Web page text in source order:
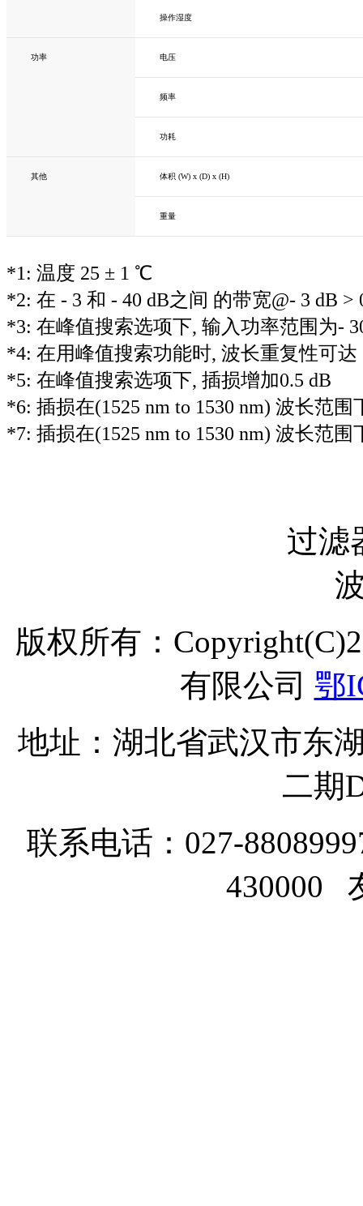
操作湿度
功率 电压
频率
功耗
其他 体积 (W) x (D) x (H)
重量
*1: 温度 25 ± 1 ℃
*2: 在 - 3 和 - 40 dB之间 的带宽@- 3 dB >
*3: 在峰值搜索选项下, 输入功率范围为-
*4: 在用峰值搜索功能时, 波长重复性可达
*5: 在峰值搜索选项下, 插损增加0.5 dB
*6: 插损在(1525 nm to 1530 nm) 波长范围
*7: 插损在(1525 nm to 1530 nm) 波长范围
过滤
版权所有：
有限公司 鄂
地址：湖北省武汉市东
二期
联系电话：027-
430000